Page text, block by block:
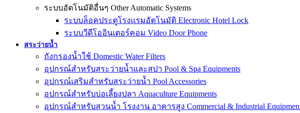
ระบบอัตโนมัติอื่นๆ Other Automatic Systems
ระบบล็อคประตูโรงเเรมอัตโนมัติ Electronic Hotel Lock
ระบบวีดีโออินเตอร์คอม Video Door Phone
สระว่ายน้ำ
ถังกรองน้ำใช้ Domestic Water Filters
อุปกรณ์สำหรับสระว่ายน้ำและสปา Pool & Spa Equipments
อุปกรณ์เสริมสำหรับสระว่ายน้ำ Pool Accessories
อุปกรณ์สำหรับบ่อเลี้ยงปลา Aquaculture Equipments
อุปกรณ์สำหรับสวนน้ำ โรงงาน อาคารสูง Commercial & Industrial